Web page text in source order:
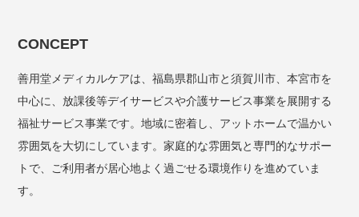
CONCEPT
善用堂メディカルケアは、福島県郡山市と須賀川市、本宮市を
中心に、放課後等デイサービスや介護サービス事業を展開する
福祉サービス事業です。地域に密着し、アットホームで温かい
雰囲気を大切にしています。家庭的な雰囲気と専門的なサポー
トで、ご利用者が居心地よく過ごせる環境作りを進めていま
す。